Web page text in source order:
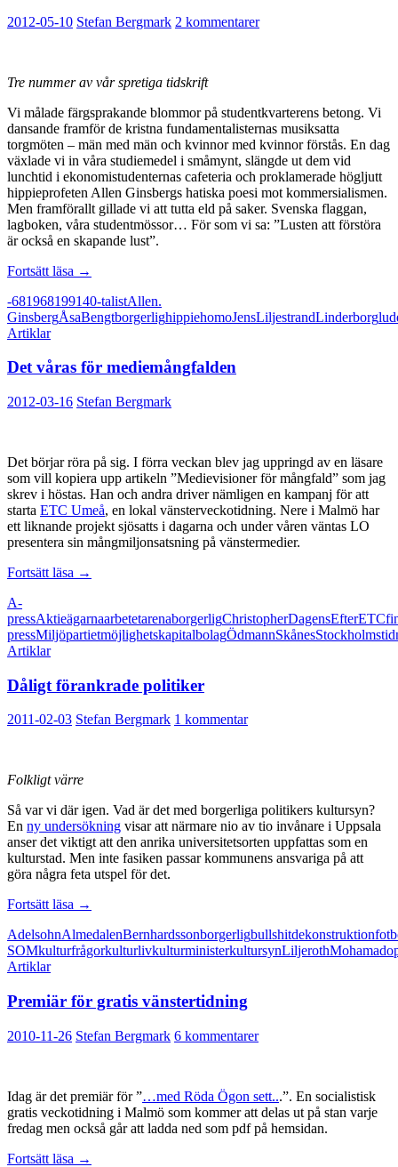
2012-05-10 Stefan Bergmark 2 kommentarer
Tre nummer av vår spretiga tidskrift
Vi målade färgsprakande blommor på studentkvarterens betong. Vi
dansande framför de kristna fundamentalisternas musiksatta
torgmöten – män med män och kvinnor med kvinnor förstås. En dag
växlade vi in våra studiemedel i småmynt, slängde ut dem vid
lunchtid i ekonomistudenternas cafeteria och proklamerade högljutt
hippieprofeten Allen Ginsbergs hatiska poesi mot kommersialismen.
Men framförallt gillade vi att tutta eld på saker. Svenska flaggan,
lagboken, våra studentmössor… För som vi sa: ”Lusten att förstöra
är också en skapande lust”.
Fortsätt läsa Jag
ingenting
→
-681968199140-talistAllen.
GinsbergÅsaBengtborgerlighippiehomoJensLiljestrandLinderborg
Artiklar
Det våras för mediemångfalden
2012-03-16 Stefan Bergmark
Det börjar röra på sig. I förra veckan blev jag uppringd av en läsare
som vill kopiera upp artikeln ”Medievisioner för mångfald” som jag
skrev i höstas. Han och andra driver nämligen en kampanj för att
starta ETC Umeå, en lokal vänsterveckotidning. Nere i Malmö har
ett liknande projekt sjösatts i dagarna och under våren väntas LO
presentera sin mångmiljonsatsning på vänstermedier.
Fortsätt läsa Det
mediemångfalden
→
A-
pressAktieägarnaarbetetarenaborgerligChristopherDagensEfterETC
pressMiljöpartietmöjlighetskapitalbolagÖdmannSkånesStockholms
Artiklar
Dåligt förankrade politiker
2011-02-03 Stefan Bergmark 1 kommentar
Folkligt värre
Så var vi där igen. Vad är det med borgerliga politikers kultursyn?
En ny undersökning visar att närmare nio av tio invånare i Uppsala
anser det viktigt att den anrika universitetsorten uppfattas som en
kulturstad. Men inte fasiken passar kommunens ansvariga på att
göra några feta utspel för det.
Fortsätt läsa Dåligt
politiker
→
AdelsohnAlmedalenBernhardssonborgerligbullshitdekonstruktion
SOMkulturfrågorkulturlivkulturministerkultursynLiljerothMohamad
Artiklar
Premiär för gratis vänstertidning
2010-11-26 Stefan Bergmark 6 kommentarer
Idag är det premiär för ”…med Röda Ögon sett...”. En socialistisk
gratis veckotidning i Malmö som kommer att delas ut på stan varje
fredag men också går att ladda ned som pdf på hemsidan.
Fortsätt läsa Premiär
→